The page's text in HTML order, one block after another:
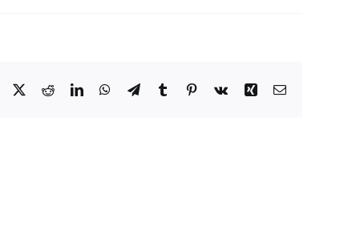
Facebook
X RedditLinkedInWhatsApp
TelegramTumblr Pinterest
Vk Xing E-